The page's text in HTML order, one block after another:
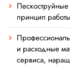
принцип
и расходные
сервиса,